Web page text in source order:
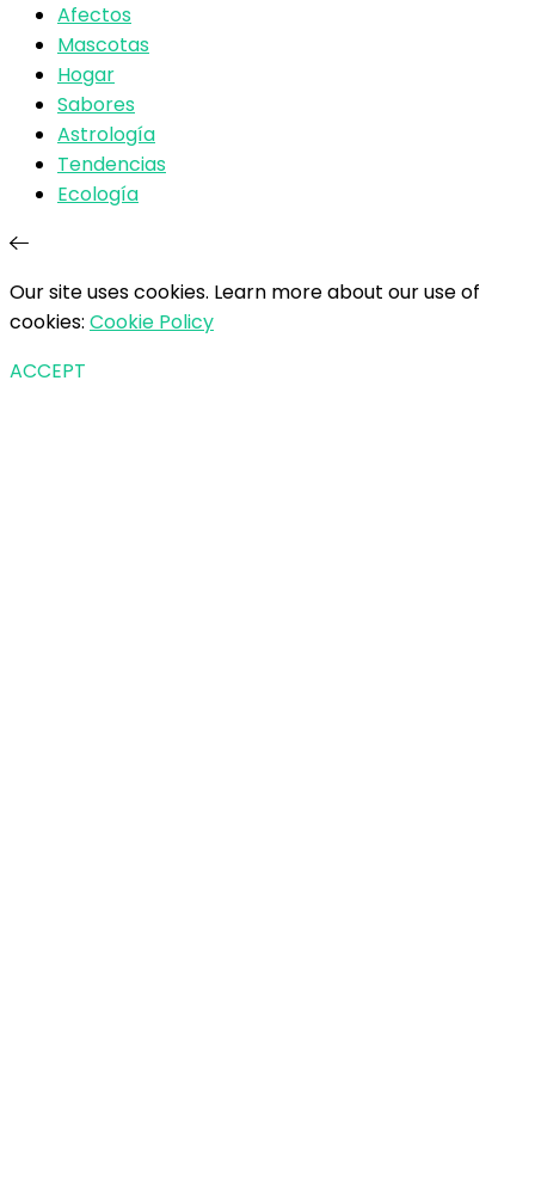
Afectos
Mascotas
Hogar
Sabores
Astrología
Tendencias
Ecología
Our site uses cookies. Learn more about our use of
cookies: Cookie Policy
ACCEPT